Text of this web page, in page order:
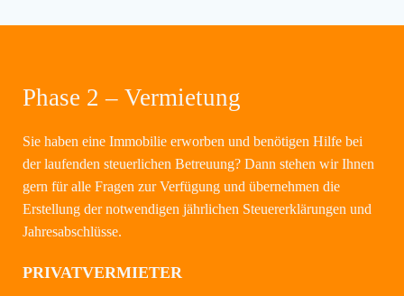
Phase 2 – Vermietung
Sie haben eine Immobilie erworben und benötigen Hilfe bei
der laufenden steuerlichen Betreuung? Dann stehen wir Ihnen
gern für alle Fragen zur Verfügung und übernehmen die
Erstellung der notwendigen jährlichen Steuererklärungen und
Jahresabschlüsse.
PRIVATVERMIETER